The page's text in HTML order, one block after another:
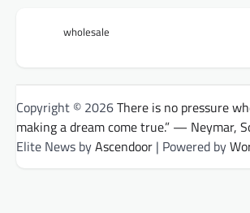
wholesale
Copyright © 2026There is no pressure
making a dream come true.” — Neymar,
Elite News byAscendoor | Powered by